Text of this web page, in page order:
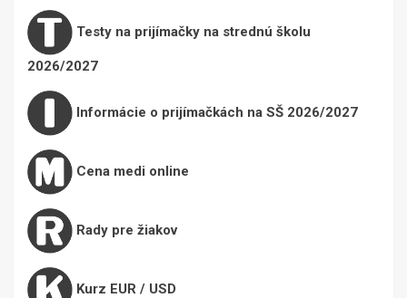
Testy na prijímačky na strednú školu
2026/2027
Informácie o prijímačkách na SŠ 2026/2027
Cena medi online
Rady pre žiakov
Kurz EUR / USD